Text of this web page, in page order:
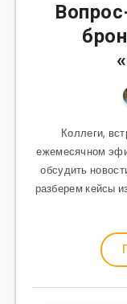
Коллеги,
ежемесячном
обсудить
разберем кейсы